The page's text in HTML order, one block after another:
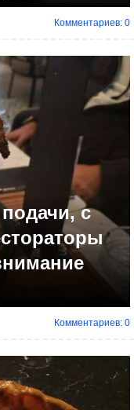
Комментариев: 0
с
Комментариев: 0